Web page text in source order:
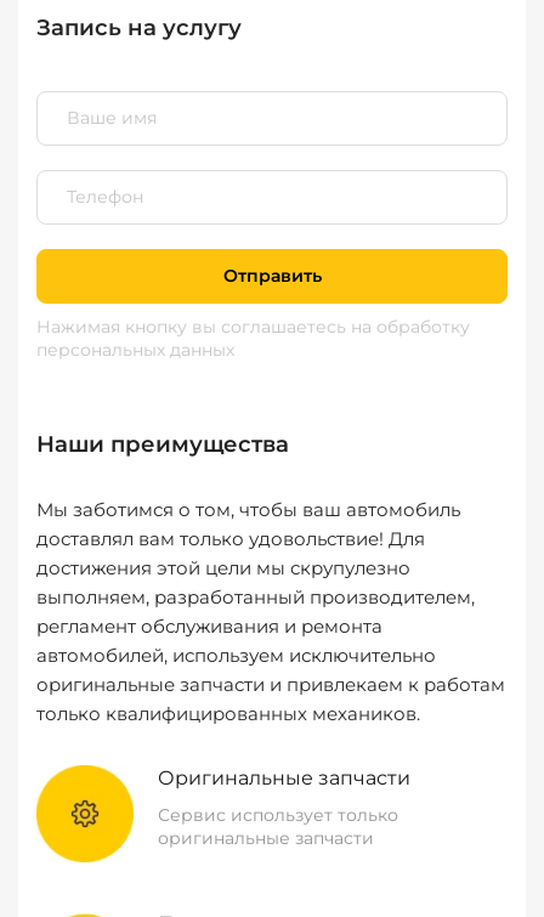
Запись на услугу
Отправить
Нажимая кнопку вы соглашаетесь на обработку
персональных данных
Наши преимущества
Мы заботимся о том, чтобы ваш автомобиль
доставлял вам только удовольствие! Для
достижения этой цели мы скрупулезно
выполняем, разработанный производителем,
регламент обслуживания и ремонта
автомобилей, используем исключительно
оригинальные запчасти и привлекаем к работам
только квалифицированных механиков.
Оригинальные запчасти
Сервис использует только
оригинальные запчасти